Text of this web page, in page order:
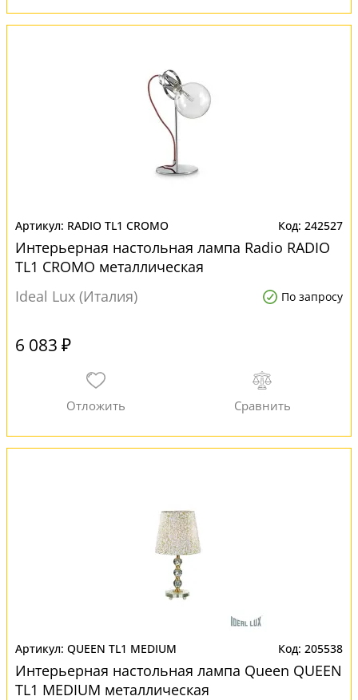
RADIO TL1 CROMO 242527
Интерьерная настольная лампа Radio RADIO
TL1 CROMO металлическая
Ideal Lux (Италия)
По запросу
6 083 ₽
QUEEN TL1 MEDIUM 205538
Интерьерная настольная лампа Queen QUEEN
TL1 MEDIUM металлическая